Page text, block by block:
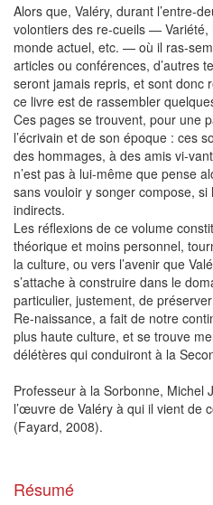
Alors que, Valéry, durant l’entre-
volontiers des re-cueils — Variété,
monde actuel, etc. — où il ras-
articles ou conférences, d’autres
seront jamais repris, et sont donc
ce livre est de rassembler
Ces pages se trouvent, pour une
l’écrivain et de son époque : ces
des hommages, à des amis vi-
n’est pas à lui-même que pense
sans vouloir y songer compose, si
indirects.
Les réflexions de ce volume
théorique et moins personnel,
la culture, ou vers l’avenir que
s’attache à construire dans le
particulier, justement, de
Re-naissance, a fait de notre
plus haute culture, et se trouve
délétères qui conduiront à la
Professeur à la Sorbonne, Michel
l’œuvre de Valéry à qui il vient de
(Fayard, 2008).
Résumé